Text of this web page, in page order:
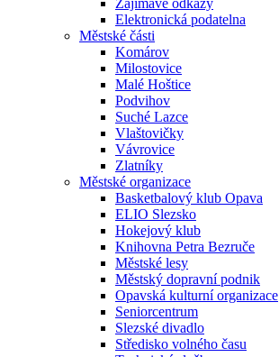
Zajímavé odkazy
Elektronická podatelna
Městské části
Komárov
Milostovice
Malé Hoštice
Podvihov
Suché Lazce
Vlaštovičky
Vávrovice
Zlatníky
Městské organizace
Basketbalový klub Opava
ELIO Slezsko
Hokejový klub
Knihovna Petra Bezruče
Městské lesy
Městský dopravní podnik
Opavská kulturní organizace
Seniorcentrum
Slezské divadlo
Středisko volného času